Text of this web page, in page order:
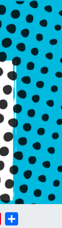
Pinterest